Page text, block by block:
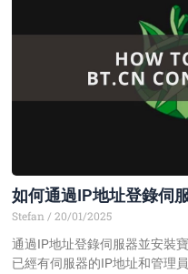
如何通過IP地址登錄伺
Stefan
20/01/2025
通過IP地址登錄伺服器並安裝
已經有伺服器的IP地址和管理